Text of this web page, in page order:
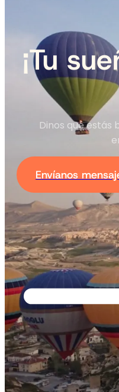
¡Tu
Dinos qué estás
Envíanos